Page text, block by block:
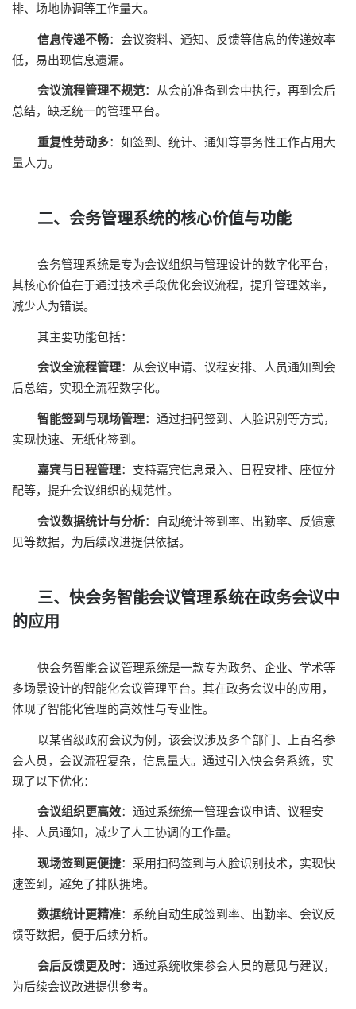
排、场地协调等工作量大。
信息传递不畅：会议资料、通知、反馈等信息的传递效率
低，易出现信息遗漏。
会议流程管理不规范：从会前准备到会中执行，再到会后
总结，缺乏统一的管理平台。
重复性劳动多：如签到、统计、通知等事务性工作占用大
量人力。
二、会务管理系统的核心价值与功能
会务管理系统是专为会议组织与管理设计的数字化平台，
其核心价值在于通过技术手段优化会议流程，提升管理效率，
减少人为错误。
其主要功能包括：
会议全流程管理：从会议申请、议程安排、人员通知到会
后总结，实现全流程数字化。
智能签到与现场管理：通过扫码签到、人脸识别等方式，
实现快速、无纸化签到。
嘉宾与日程管理：支持嘉宾信息录入、日程安排、座位分
配等，提升会议组织的规范性。
会议数据统计与分析：自动统计签到率、出勤率、反馈意
见等数据，为后续改进提供依据。
三、快会务智能会议管理系统在政务会议中
的应用
快会务智能会议管理系统是一款专为政务、企业、学术等
多场景设计的智能化会议管理平台。其在政务会议中的应用，
体现了智能化管理的高效性与专业性。
以某省级政府会议为例，该会议涉及多个部门、上百名参
会人员，会议流程复杂，信息量大。通过引入快会务系统，实
现了以下优化：
会议组织更高效：通过系统统一管理会议申请、议程安
排、人员通知，减少了人工协调的工作量。
现场签到更便捷：采用扫码签到与人脸识别技术，实现快
速签到，避免了排队拥堵。
数据统计更精准：系统自动生成签到率、出勤率、会议反
馈等数据，便于后续分析。
会后反馈更及时：通过系统收集参会人员的意见与建议，
为后续会议改进提供参考。